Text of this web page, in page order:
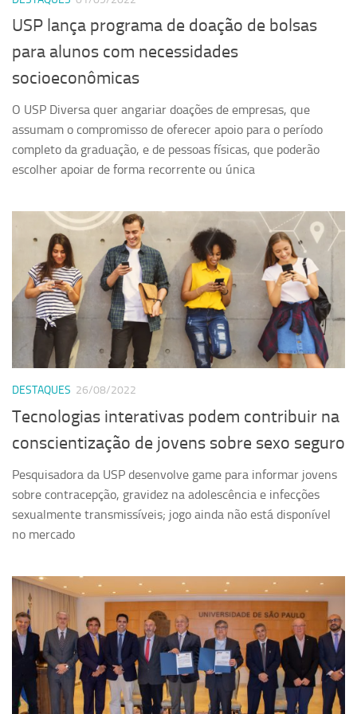
USP lança programa de doação de bolsas
para alunos com necessidades
socioeconômicas
O USP Diversa quer angariar doações de empresas, que
assumam o compromisso de oferecer apoio para o período
completo da graduação, e de pessoas físicas, que poderão
escolher apoiar de forma recorrente ou única
DESTAQUES 26/08/2022
Tecnologias interativas podem contribuir na
conscientização de jovens sobre sexo seguro
Pesquisadora da USP desenvolve game para informar jovens
sobre contracepção, gravidez na adolescência e infecções
sexualmente transmissíveis; jogo ainda não está disponível
no mercado